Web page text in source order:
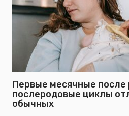
Первые месячные после
послеродовые циклы
обычных